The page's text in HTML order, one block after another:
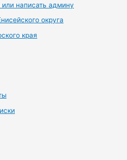
написать админу
округа
края